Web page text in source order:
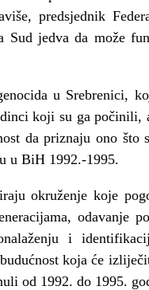
predsjednik
Sud jedva da može
u Srebrenici,
koji su ga počinili,
da priznaju ono što
u BiH 1992.-1995.
okruženje koje
odavanje
i
koja će
od 1992. do 1995.